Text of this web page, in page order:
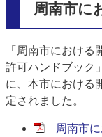
周南市に
「周南市におけ
許可ハンドブック
に、本市における
定されました。
周南市